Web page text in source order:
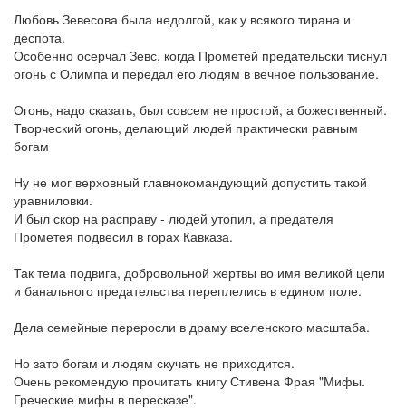
Любовь Зевесова была недолгой, как у всякого тирана и
деспота.
Особенно осерчал Зевс, когда Прометей предательски тиснул
огонь с Олимпа и передал его людям в вечное пользование.
Огонь, надо сказать, был совсем не простой, а божественный.
Творческий огонь, делающий людей практически равным
богам
Ну не мог верховный главнокомандующий допустить такой
уравниловки.
И был скор на расправу - людей утопил, а предателя
Прометея подвесил в горах Кавказа.
Так тема подвига, добровольной жертвы во имя великой цели
и банального предательства переплелись в едином поле.
Дела семейные переросли в драму вселенского масштаба.
Но зато богам и людям скучать не приходится.
Очень рекомендую прочитать книгу Стивена Фрая "Мифы.
Греческие мифы в пересказе".